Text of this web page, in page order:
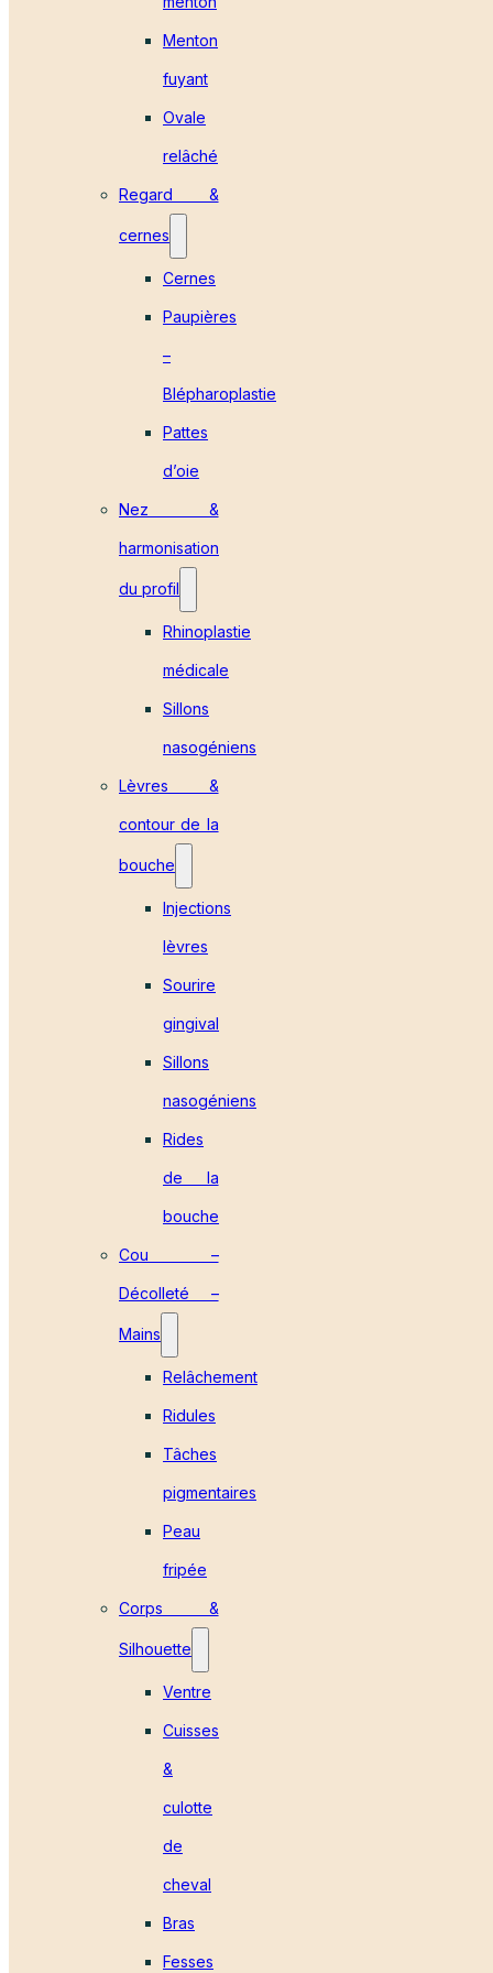
Menton
fuyant
Ovale
relâché
Regard &
cernes
Cernes
Paupières
–
Blépharoplastie
Pattes
d’oie
Nez &
harmonisation
du profil
Rhinoplastie
médicale
Sillons
nasogéniens
Lèvres &
contour de la
bouche
Injections
lèvres
Sourire
gingival
Sillons
nasogéniens
Rides
de la
bouche
Cou –
Décolleté –
Mains
Relâchement
Ridules
Tâches
pigmentaires
Peau
fripée
Corps &
Silhouette
Ventre
Cuisses
&
culotte
de
cheval
Bras
Fesses